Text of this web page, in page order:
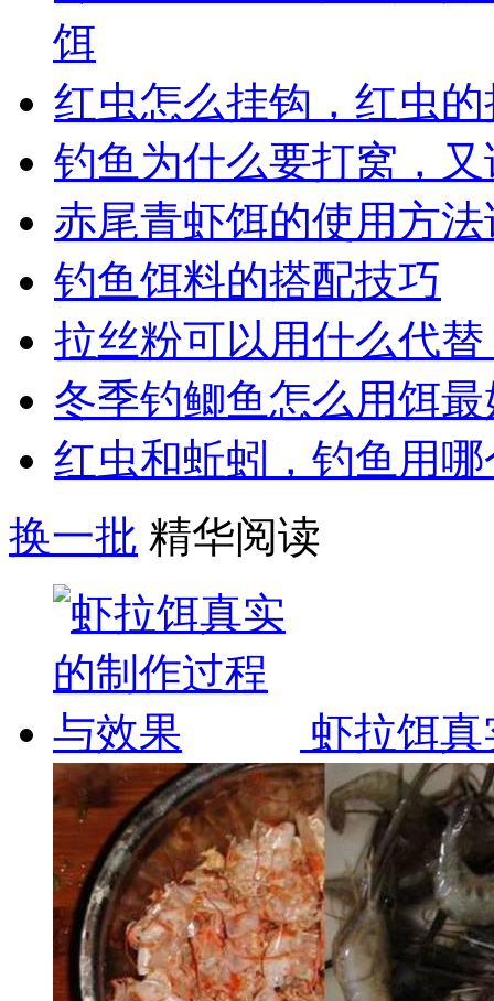
饵
红虫怎么挂钩，红虫
钓鱼为什么要打窝，
赤尾青虾饵的使用方
钓鱼饵料的搭配技巧
拉丝粉可以用什么代
冬季钓鲫鱼怎么用饵
红虫和蚯蚓，钓鱼用
换一批 精华阅读
虾拉饵